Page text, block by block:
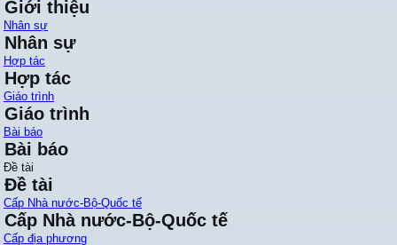
Giới thiệu
Nhân sự
Nhân sự
Hợp tác
Hợp tác
Giáo trình
Giáo trình
Bài báo
Bài báo
Đề tài
Đề tài
Cấp Nhà nước-Bộ-Quốc tế
Cấp Nhà nước-Bộ-Quốc tế
Cấp địa phương